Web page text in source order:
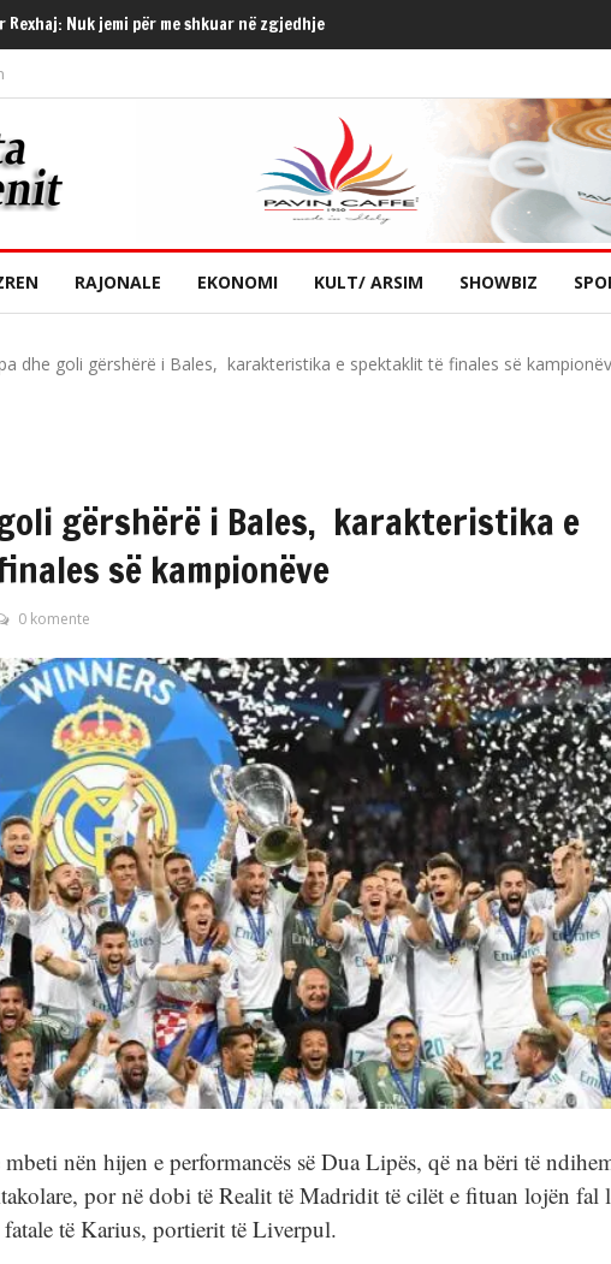
Rexhaj: Nuk jemi për me shkuar në zgjedhje
RAJONALE EKONOMI KULT/ ARSIM SHOWBIZ
dhe goli gërshërë i Bales, karakteristika e spektaklit të finales së
gërshërë i Bales, karakteristika e
së kampionëve
0 komente
nën hijen e performancës së Dua Lipës, që na bëri të
por në dobi të Realit të Madridit të cilët e fituan lojën fal
fatale të Karius, portierit të Liverpul.